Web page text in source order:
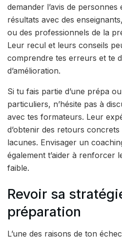
demander l’avis de
résultats avec des
ou des professionnels de la
Leur recul et leurs conseils
comprendre tes erreurs et te
d’amélioration.
Si tu fais partie d’une prépa
particuliers, n’hésite pas à
avec tes formateurs. Leur
d’obtenir des retours
lacunes. Envisager un
également t’aider à renforcer
faible.
Revoir sa
préparation
L’une des raisons de ton